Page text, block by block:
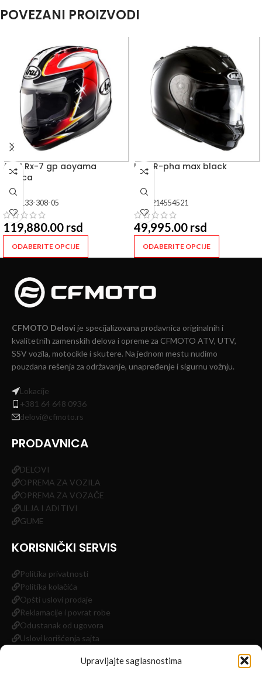
Upravljajte saglasnostima
POVEZANI PROIZVODI
ARAI Rx-7 gp aoyama
replica
133-308-05
119,880.00 rsd
ODABERITE OPCIJE
HJC R-pha max black
214554521
49,995.00 rsd
ODABERITE OPCIJE
CFMOTO Delovi je specijalizovana prodavnica originalnih i
kvalitetnih zamenskih delova i opreme za CFMOTO ATV, UTV,
SSV vozila, motocikle i skutere. Na jednom mestu nudimo
pouzdana rešenja za održavanje, unapređenje i sigurnu vožnju.
Lokacije
+381 64 648 0936
delovi@cfmoto.rs
PRODAVNICA
DELOVI
OPREMA ZA VOZILA
OPREMA ZA VOZAČE
ULJA I ADITIVI
GUME
KORISNIČKI SERVIS
Politika privatnosti
Politika kolačića
Opšti uslovi prodaje
Reklamacije i povrat robe
Odustanak od ugovora
Uslovi korišćenja sajta